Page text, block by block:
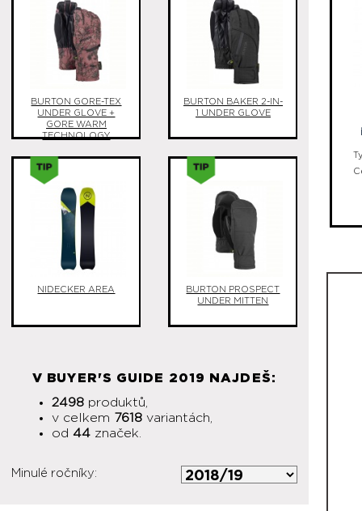
BURTON GORE-TEX
UNDER GLOVE +
GORE WARM
TECHNOLOGY
BURTON BAKER 2-IN-
1 UNDER GLOVE
NIDECKER AREA
BURTON PROSPECT
UNDER MITTEN
V BUYER'S GUIDE 2019 NAJDEŠ:
2498 produktů,
v celkem 7618 variantách,
od 44 značek.
Minulé ročníky: